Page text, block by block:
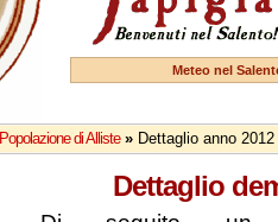
Meteo nel
Popolazione di Alliste » Dettaglio anno 2012
Dettaglio